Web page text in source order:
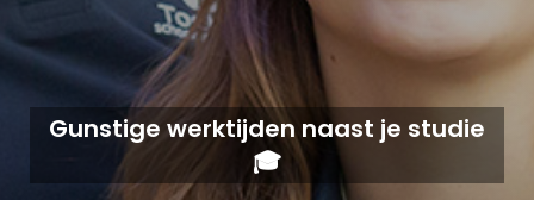
Gunstige werktijden naast je studie
🎓